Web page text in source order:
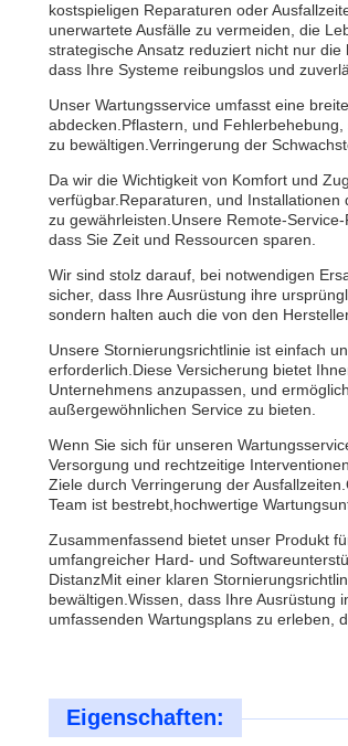
kostspieligen Reparaturen oder
unerwartete Ausfälle zu vermeiden, die
strategische Ansatz reduziert nicht nur
dass Ihre Systeme reibungslos und
Unser Wartungsservice umfasst eine
abdecken.Pflastern, und
zu bewältigen.Verringerung der
Da wir die Wichtigkeit von Komfort und
verfügbar.Reparaturen, und
zu gewährleisten.Unsere Remote-
dass Sie Zeit und Ressourcen sparen.
Wir sind stolz darauf, bei notwendigen
sicher, dass Ihre Ausrüstung ihre
sondern halten auch die von den
Unsere Stornierungsrichtlinie ist einfach
erforderlich.Diese Versicherung bietet
Unternehmens anzupassen, und
außergewöhnlichen Service zu bieten.
Wenn Sie sich für unseren
Versorgung und rechtzeitige
Ziele durch Verringerung der
Team ist bestrebt,hochwertige
Zusammenfassend bietet unser Produkt
umfangreicher Hard- und
DistanzMit einer klaren
bewältigen.Wissen, dass Ihre Ausrüstung
umfassenden Wartungsplans zu erleben,
Eigenschaften: